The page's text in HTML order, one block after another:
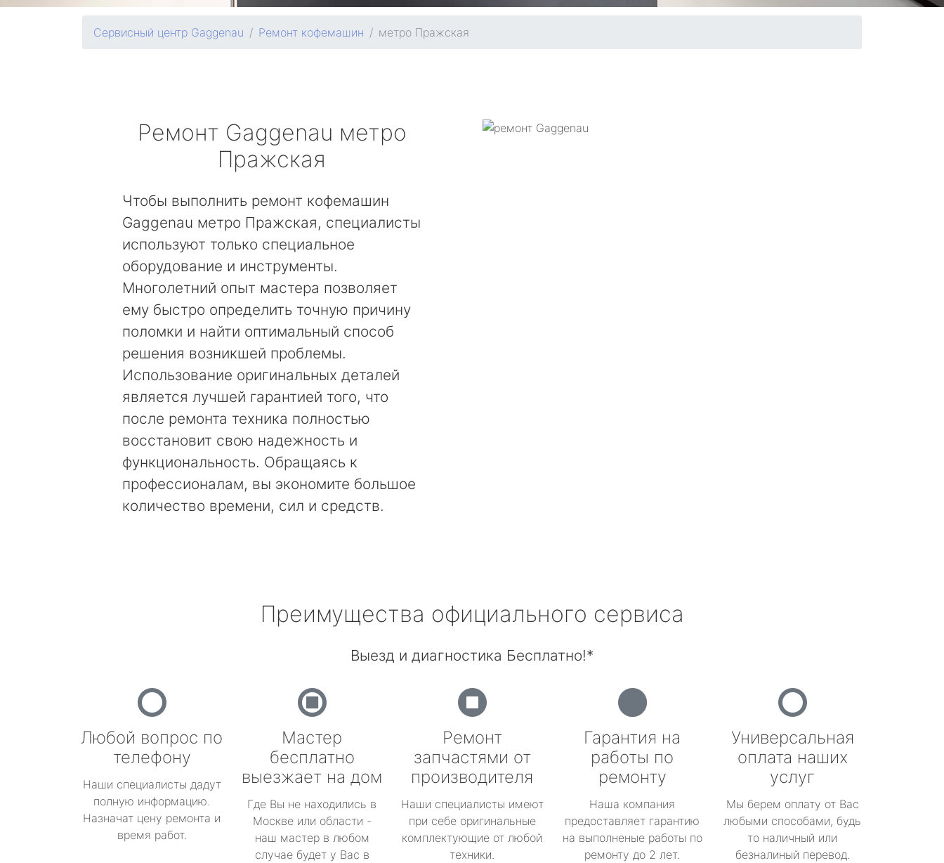
Сервисный центр Gaggenau Ремонт кофемашин метро Пражская
Ремонт Gaggenau метро
Пражская
Чтобы выполнить ремонт кофемашин
Gaggenau метро Пражская, специалисты
используют только специальное
оборудование и инструменты.
Многолетний опыт мастера позволяет
ему быстро определить точную причину
поломки и найти оптимальный способ
решения возникшей проблемы.
Использование оригинальных деталей
является лучшей гарантией того, что
после ремонта техника полностью
восстановит свою надежность и
функциональность. Обращаясь к
профессионалам, вы экономите большое
количество времени, сил и средств.
Преимущества официального сервиса
Выезд и диагностика Бесплатно!*
Любой вопрос по
телефону
Наши специалисты дадут
полную информацию.
Назначат цену ремонта и
время работ.
Мастер
бесплатно
выезжает на дом
Где Вы не находились в
Москве или области -
наш мастер в любом
случае будет у Вас в
Ремонт
запчастями от
производителя
Наши специалисты имеют
при себе оригинальные
комплектующие от любой
техники.
Гарантия на
работы по
ремонту
Наша компания
предоставляет гарантию
на выполненые работы по
ремонту до 2 лет.
Универсальная
оплата наших
услуг
Мы берем оплату от Вас
любыми способами, будь
то наличный или
безналиный перевод.